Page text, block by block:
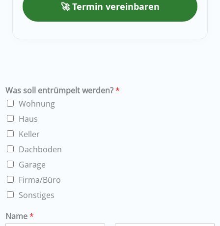
🚀 Termin vereinbaren
Was soll entrümpelt werden?*
Wohnung
Haus
Keller
Dachboden
Garage
Firma/Büro
Sonstiges
Name*